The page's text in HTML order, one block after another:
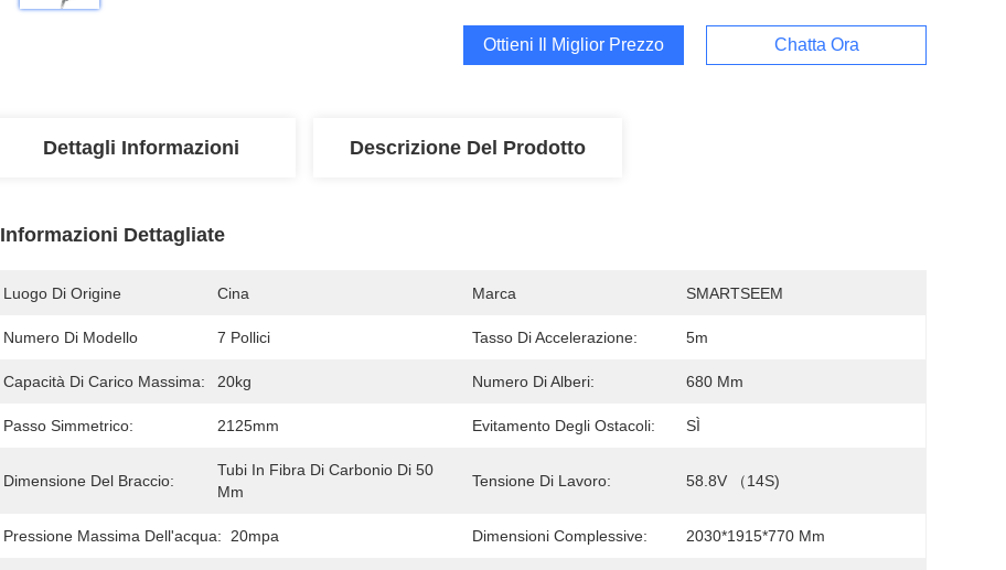
Ottieni Il Miglior Prezzo Chatta Ora
Dettagli Informazioni Descrizione Del Prodotto
Informazioni Dettagliate
Luogo Di Origine Cina Marca SMARTSEEM
Numero Di Modello 7 Pollici Tasso Di Accelerazione: 5m
Capacità Di Carico Massima: 20kg Numero Di Alberi: 680 Mm
Passo Simmetrico: 2125mm Evitamento Degli Ostacoli: SÌ
Dimensione Del Braccio:
Tubi In Fibra Di Carbonio Di 50
Mm
Tensione Di Lavoro: 58.8V （14S)
Pressione Massima Dell'acqua: 20mpa Dimensioni Complessive: 2030*1915*770 Mm